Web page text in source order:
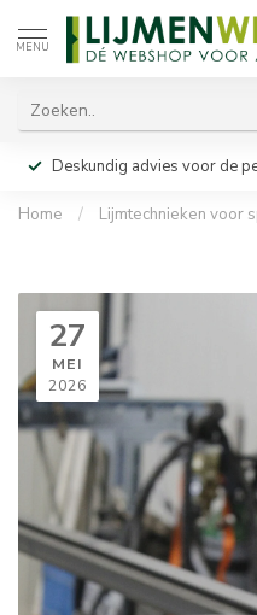
MENU
Deskundig advies voor de
Home / Lijmtechnieken voor
27
MEI
2026